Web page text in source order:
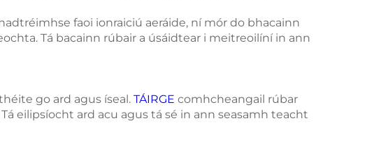
faoi ionraiciú aeráide, ní mór do bhacainn
Tá bacainn rúbair a úsáidtear i meitreoilíní in ann
go ard agus íseal. TÁIRGE comhcheangail rúbar
eilipsíocht ard acu agus tá sé in ann seasamh teacht